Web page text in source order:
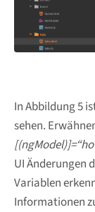
In Abbildung 5
sehen.
UI Änderungen
Variablen
Informationen